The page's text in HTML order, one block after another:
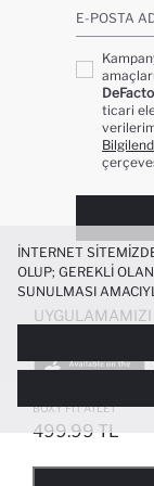
BOXY FIT ATLET
499.99 TL
E-POSTA
ticari
POPÜLER
İNTERNET
OLUP; GEREKLI
SUNULMASI
ÜÇÜNCÜ TARAF
DENEYIMI
KIŞISELLEŞTIRMESI
YÖNELIK
SINIRLI OLARAK
ÇEREZ TERCIHLERI
ÇEREZLERLE ILGILI